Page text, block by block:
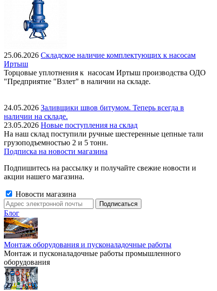
25.06.2026 Складское наличие комплектующих к насосам
Иртыш
Торцовые уплотнения к насосам Иртыш производства ОДО
"Предприятие "Взлет" в наличии на складе.
24.05.2026 Заливщики швов битумом. Теперь всегда в
наличии на складе.
23.05.2026 Новые поступления на склад
На наш склад поступили ручные шестеренные цепные тали
грузоподъемностью 2 и 5 тонн.
Подписка на новости магазина
Подпишитесь на рассылку и получайте свежие новости и
акции нашего магазина.
Новости магазина
Блог
Монтаж оборудования и пусконаладочные работы
Монтаж и пусконаладочные работы промышленного
оборудования